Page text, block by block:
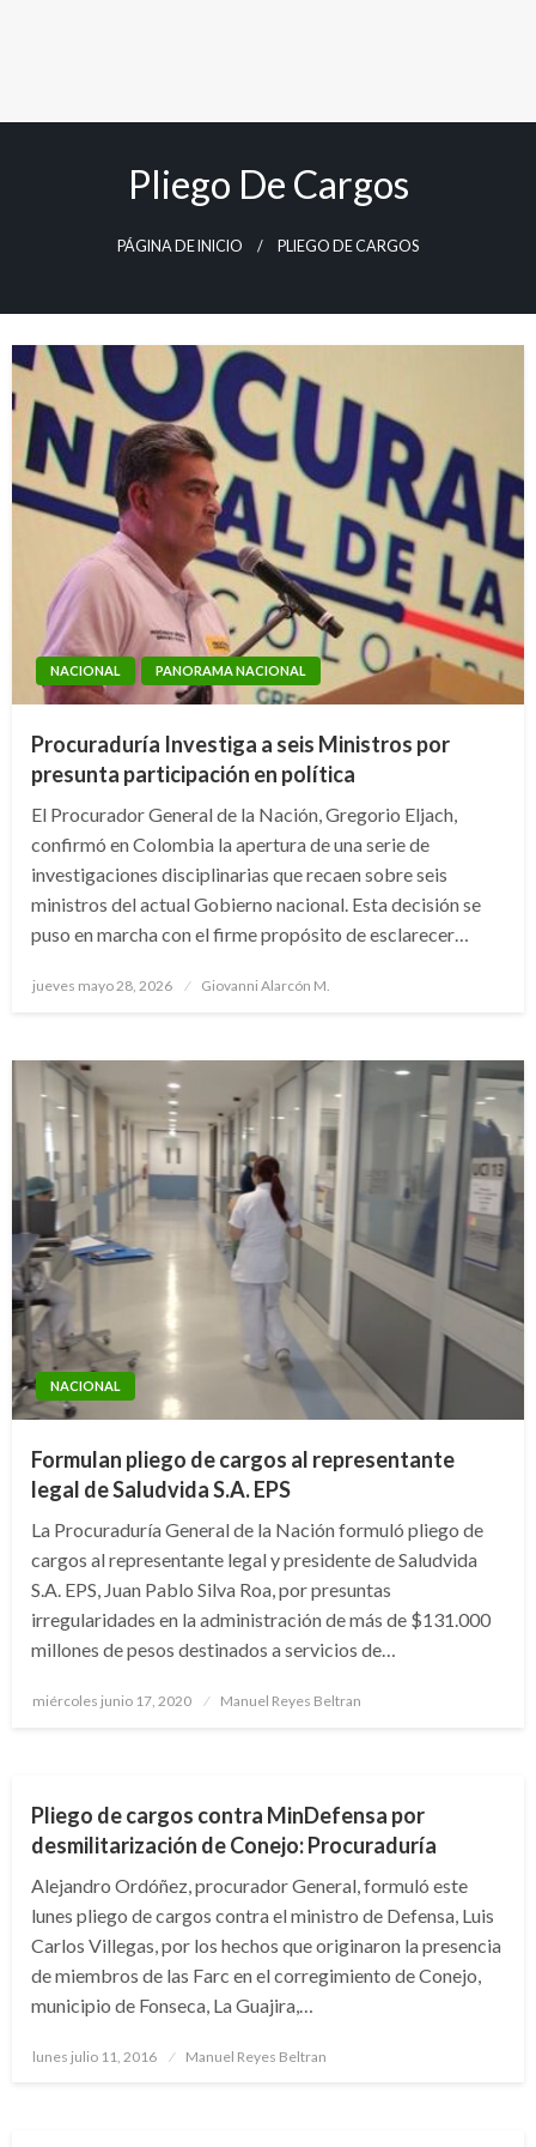
Pliego De Cargos
PÁGINA DE INICIO PLIEGO DE CARGOS
NACIONAL PANORAMA NACIONAL
Procuraduría Investiga a seis Ministros por
presunta participación en política
El Procurador General de la Nación, Gregorio Eljach,
confirmó en Colombia la apertura de una serie de
investigaciones disciplinarias que recaen sobre seis
ministros del actual Gobierno nacional. Esta decisión se
puso en marcha con el firme propósito de esclarecer…
Publicado
jueves mayo 28, 2026 Giovanni Alarcón M.
NACIONAL
Formulan pliego de cargos al representante
legal de Saludvida S.A. EPS
La Procuraduría General de la Nación formuló pliego de
cargos al representante legal y presidente de Saludvida
S.A. EPS, Juan Pablo Silva Roa, por presuntas
irregularidades en la administración de más de $131.000
millones de pesos destinados a servicios de…
Publicado
miércoles junio 17, 2020 Manuel Reyes Beltran
Pliego de cargos contra MinDefensa por
desmilitarización de Conejo: Procuraduría
Alejandro Ordóñez, procurador General, formuló este
lunes pliego de cargos contra el ministro de Defensa, Luis
Carlos Villegas, por los hechos que originaron la presencia
de miembros de las Farc en el corregimiento de Conejo,
municipio de Fonseca, La Guajira,…
Publicado
lunes julio 11, 2016 Manuel Reyes Beltran